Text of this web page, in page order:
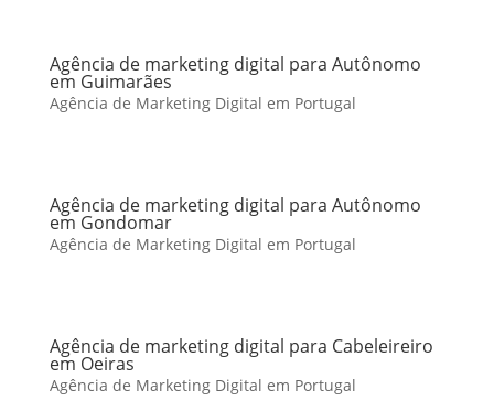
Agência de marketing digital para Autônomo
em Guimarães
Agência de Marketing Digital em Portugal
Agência de marketing digital para Autônomo
em Gondomar
Agência de Marketing Digital em Portugal
Agência de marketing digital para Cabeleireiro
em Oeiras
Agência de Marketing Digital em Portugal